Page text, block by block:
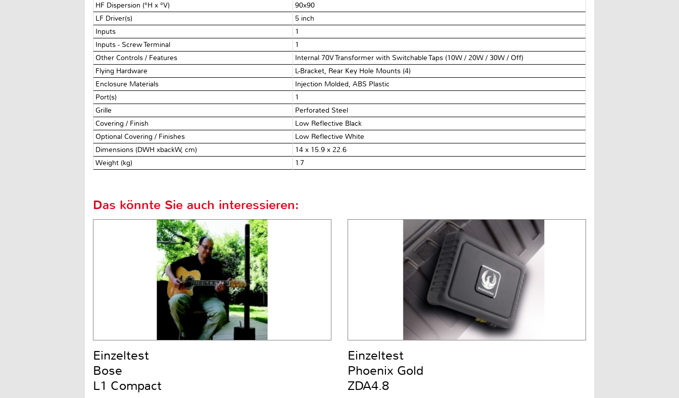
HF Dispersion (°H x °V)
90x90
LF Driver(s)
5 inch
Inputs
1
Inputs - Screw Terminal
1
Other Controls / Features
Internal 70V Transformer with Switchable Taps (10W / 20W / 30W / Off)
Flying Hardware
L-Bracket, Rear Key Hole Mounts (4)
Enclosure Materials
Injection Molded, ABS Plastic
Port(s)
1
Grille
Perforated Steel
Covering / Finish
Low Reflective Black
Optional Covering / Finishes
Low Reflective White
Dimensions (DWH xbackW, cm)
14 x 15.9 x 22.6
Weight (kg)
1.7
Das könnte Sie auch interessieren:
Einzeltest
Bose
L1 Compact
Einzeltest
Phoenix Gold
ZDA4.8